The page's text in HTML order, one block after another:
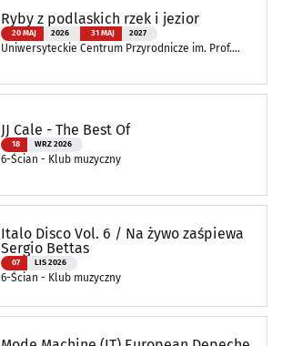
Ryby z podlaskich rzek i jezior
20 MAJ 2026 31 MAJ 2027
Uniwersyteckie Centrum Przyrodnicze im. Prof.
JJ Cale - The Best Of
18 WRZ 2026
6-Ścian - Klub muzyczny
Italo Disco Vol. 6 / Na żywo zaśpiewa
Sergio Bettas
07 LIS 2026
6-Ścian - Klub muzyczny